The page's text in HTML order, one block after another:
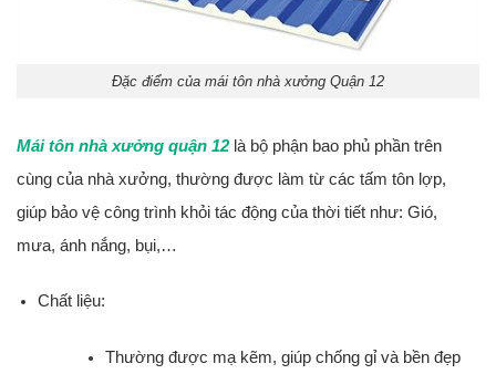
Đặc điểm của mái tôn nhà xưởng Quận 12
Mái tôn nhà xưởng quận 12là bộ phận bao phủ phần trên
cùng của nhà xưởng, thường được làm từ các tấm tôn lợp,
giúp bảo vệ công trình khỏi tác động của thời tiết như: Gió,
mưa, ánh nắng, bụi,…
Chất liệu:
Thường được mạ kẽm, giúp chống gỉ và bền đẹp